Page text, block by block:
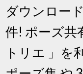
ダウンロー
件! ポーズ共
トリエ 」を